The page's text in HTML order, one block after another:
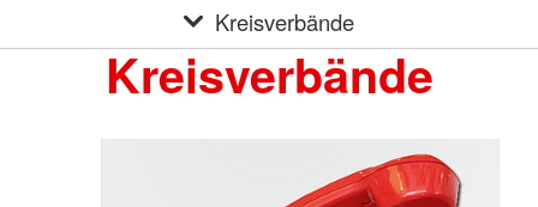
Kreisverbände
Kreisverbände